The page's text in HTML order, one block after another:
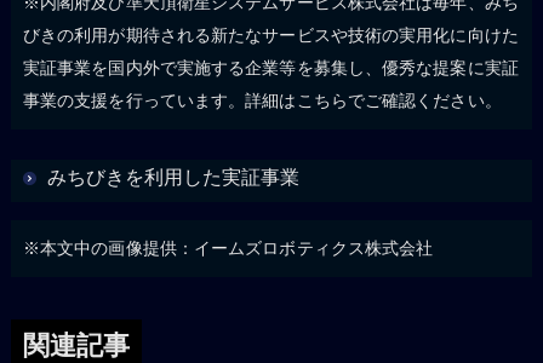
びきの利用が期待される新たなサービスや技術の実用化に向けた
実証事業を国内外で実施する企業等を募集し、優秀な提案に実証
事業の支援を行っています。詳細はこちらでご確認ください。
みちびきを利用した実証事業
※本文中の画像提供：イームズロボティクス株式会社
関連記事